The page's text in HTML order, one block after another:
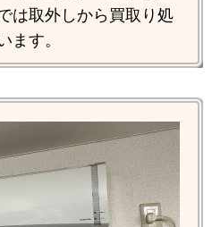
は取外しから買取り処
ます。